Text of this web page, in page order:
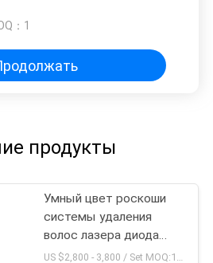
： 1
продукты
Умный цвет роскоши
системы удаления
волос лазера диода
длин волны 755нм